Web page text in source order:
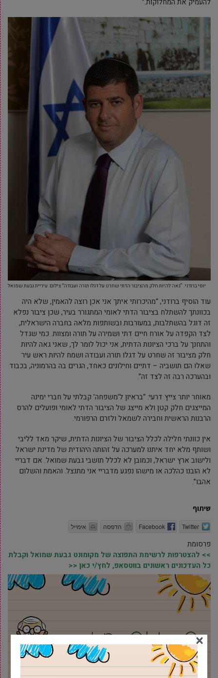
יוסי ברודני. “גאה להיות חלק מהציבור הדתי שחרט על דגלו תורה ועבודה” צילום: עיריית גבעת שמואל
עוד הוסיף ברודני, “מהיכרותי איתך אני אכן רוצה להאמין, שלא היה
בכוונתך להשתלח בציבור הדתי לאומי המתגורר בעיר, שכן ציבור נפלא
זה דוגל בהשתלבות, במעורבות ובשותפות מלאה בחברה הישראלית,
לצד הקפדה על אורח חיים דתי ושמירה על תורה ומצוות. כמי שגדל
והתחנך על ברכי הציונות הדתית, אני יכול לומר לך, שאני גאה להיות
חלק מציבור זה שחרט על דגלו תורה ועבודה ושמח להיות ראש עיר
שאלו הם תושביה – דתיים וחילונים כאחד, הגרים בה בהרמוניה, בכבוד
ובהערכה רבה זה לצד זה”.
מאוחר יותר צייץ דרעי: “בראיון ל’משפחה’ קבלתי על חברי ימינה
המייצגים חלק קטן ולא מייצג של הציבור הדתי לאומי ופועלים להרס
הרבנות הראשית וחבירה לשמאל ולזרם הרפורמי.
אין כוונתי חלילה לכלל הציבור של הציונות הדתית, שיקר מאד לליבי
ושותף מלא יחד איתנו למערכה על זהותה היהודית של מדינת ישראל
ולישוב ארץ ישראל, וכמובן לא לכלל תושבי גבעת שמואל. אם דבריי
לא הובנו כהלכה או מישהו נפגע מדבריי אני מתנצל. והאמת והשלום
אהבו”.
שיתוף
Twitter
Facebook הדפסה אימייל
פרסומת
>> להצטרפות לרשימת התפוצה של מקומונט גבעת שמואל וקבלת
כל העדכונים ראשונים בווטסאפ, לחץ/י כאן <<
×